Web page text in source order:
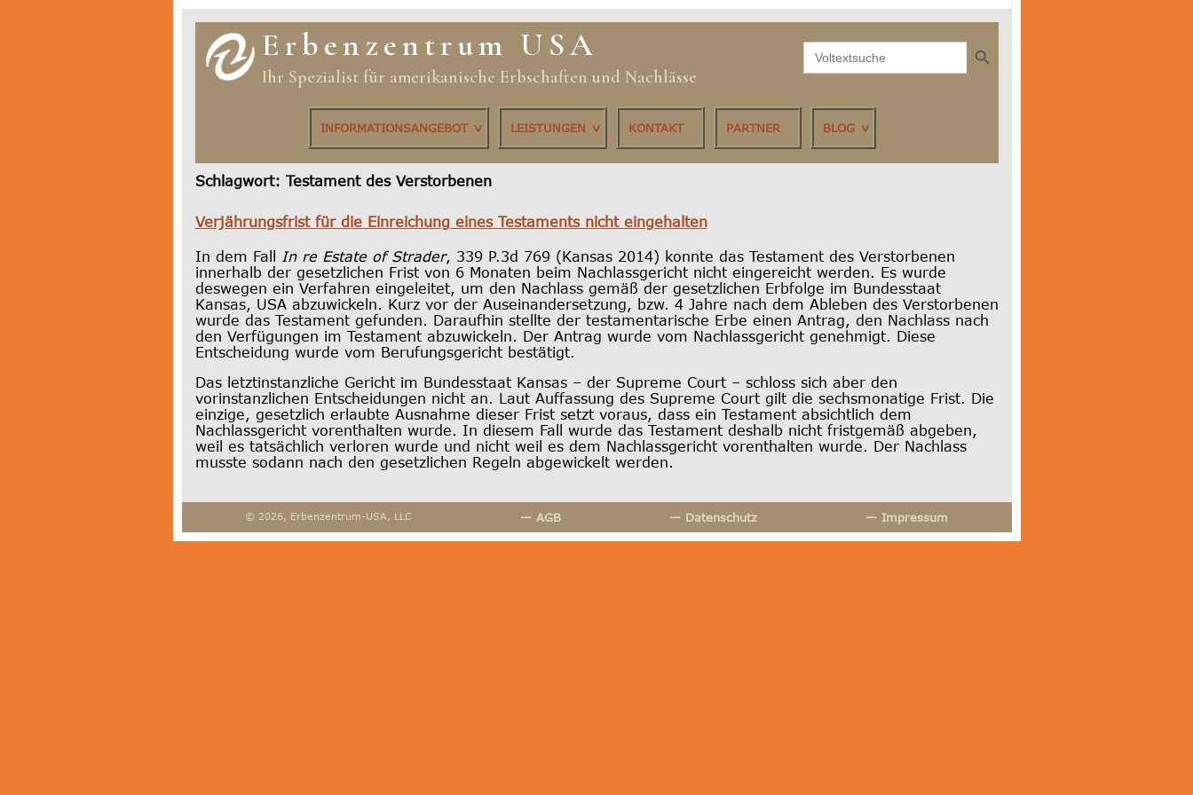
Erbenzentrum USA
Ihr Spezialist für amerikanische Erbschaften und Nachlässe
Search
for:
Search Button
INFORMATIONSANGEBOT LEISTUNGEN KONTAKT PARTNER BLOG
Schlagwort: Testament des Verstorbenen
Verjährungsfrist für die Einreichung eines Testaments nicht eingehalten
In dem Fall In re Estate of Strader, 339 P.3d 769 (Kansas 2014) konnte das Testament des Verstorbenen
innerhalb der gesetzlichen Frist von 6 Monaten beim Nachlassgericht nicht eingereicht werden. Es wurde
deswegen ein Verfahren eingeleitet, um den Nachlass gemäß der gesetzlichen Erbfolge im Bundesstaat
Kansas, USA abzuwickeln. Kurz vor der Auseinandersetzung, bzw. 4 Jahre nach dem Ableben des Verstorbenen
wurde das Testament gefunden. Daraufhin stellte der testamentarische Erbe einen Antrag, den Nachlass nach
den Verfügungen im Testament abzuwickeln. Der Antrag wurde vom Nachlassgericht genehmigt. Diese
Entscheidung wurde vom Berufungsgericht bestätigt.
Das letztinstanzliche Gericht im Bundesstaat Kansas – der Supreme Court – schloss sich aber den
vorinstanzlichen Entscheidungen nicht an. Laut Auffassung des Supreme Court gilt die sechsmonatige Frist. Die
einzige, gesetzlich erlaubte Ausnahme dieser Frist setzt voraus, dass ein Testament absichtlich dem
Nachlassgericht vorenthalten wurde. In diesem Fall wurde das Testament deshalb nicht fristgemäß abgeben,
weil es tatsächlich verloren wurde und nicht weil es dem Nachlassgericht vorenthalten wurde. Der Nachlass
musste sodann nach den gesetzlichen Regeln abgewickelt werden.
© 2026, Erbenzentrum-USA, LLC — AGB — Datenschutz — Impressum